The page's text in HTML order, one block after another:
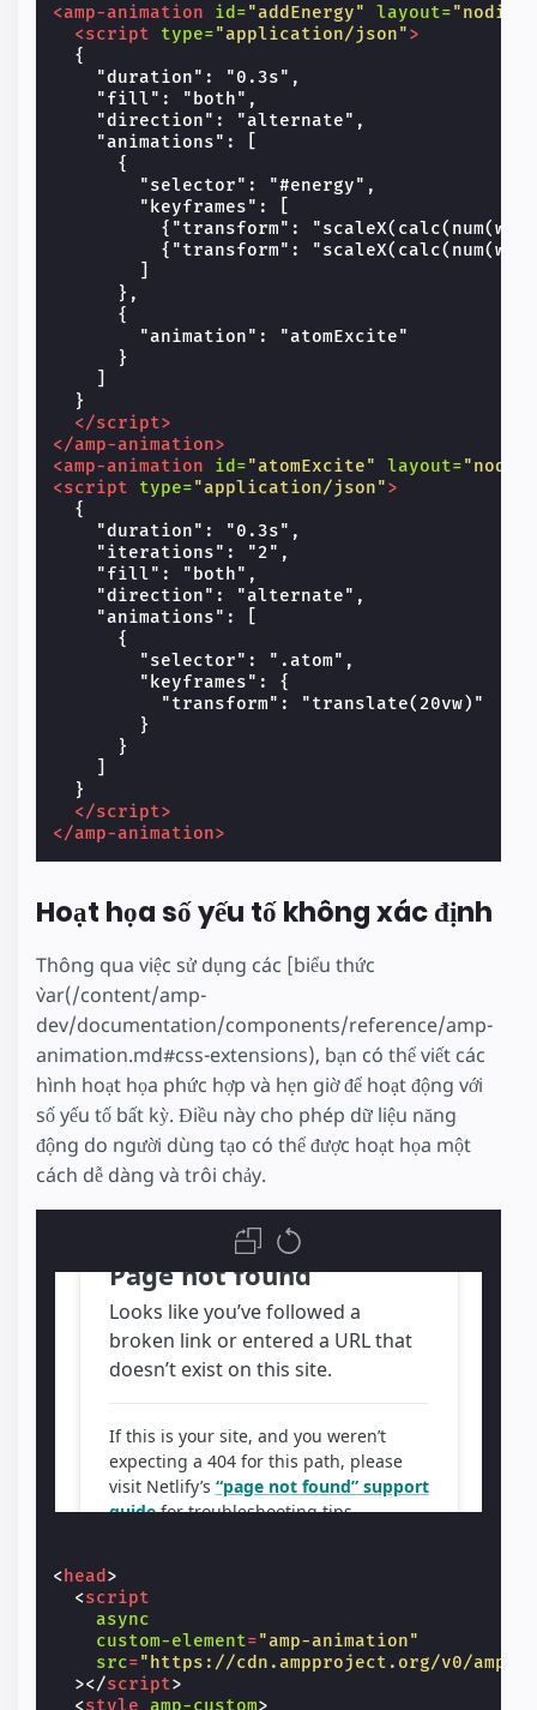
<amp-animation id="addEnergy" layout=
<script
type="application/json">
  {
    "duration": "0.3s",
    "fill": "both",
    "direction": "alternate",
    "animations": [
      {
        "selector": "#energy",
        "keyframes": [
{"transform":
{"transform":
      },
      {
        "animation": "atomExcite"
      }
  }
</script>
</amp-animation>
<amp-animation
id="atomExcite" layout=
<script
type="application/json">
  {
    "duration": "0.3s",
    "iterations": "2",
    "fill": "both",
    "direction": "alternate",
    "animations": [
      {
        "selector": ".atom",
        "keyframes": {
          "transform": "translate(20vw)"
        }
      }
  }
</script>
</amp-animation>
Hoạt họa số yếu tố không xác định
Thông qua việc sử dụng các [biểu thức
`var(/content/amp-
dev/documentation/components/reference/amp-
animation.md#css-extensions), bạn có thể viết các
hình hoạt họa phức hợp và hẹn giờ để hoạt động với
số yếu tố bất kỳ. Điều này cho phép dữ liệu năng
động do người dùng tạo có thể được hoạt họa một
cách dễ dàng và trôi chảy.
< head >
<script
async
custom-element="amp-animation"
src="https://cdn.ampproject.org/v0/amp-
></script>
<style amp-custom>